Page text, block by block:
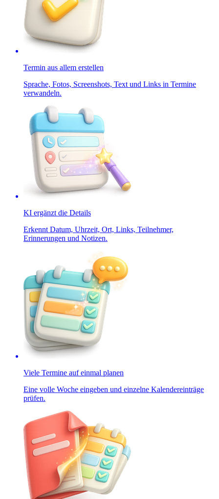
Termin aus allem erstellen
Sprache, Fotos, Screenshots, Text und Links in Termine
verwandeln.
KI ergänzt die Details
Erkennt Datum, Uhrzeit, Ort, Links, Teilnehmer,
Erinnerungen und Notizen.
Viele Termine auf einmal planen
Eine volle Woche eingeben und einzelne Kalendereinträge
prüfen.